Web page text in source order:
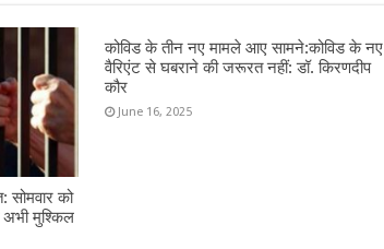
सोमवार को
अभी मुश्किल
कोविड के तीन नए मामले आए सामने:कोविड के नए
वैरिएंट से घबराने की जरूरत नहीं: डॉ. किरणदीप
कौर
June 16, 2025